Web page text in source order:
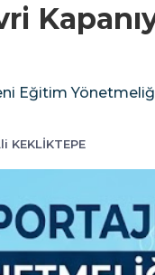
Eğitim
KEKLİKTEPE